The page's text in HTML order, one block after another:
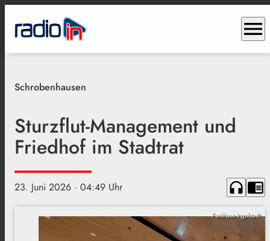
menu
Schrobenhausen
Sturzflut-Management und
Friedhof im Stadtrat
23. Juni 2026 · 04:49 Uhr headphones chrome_reader_mode
Funkhaus Ingolstadt